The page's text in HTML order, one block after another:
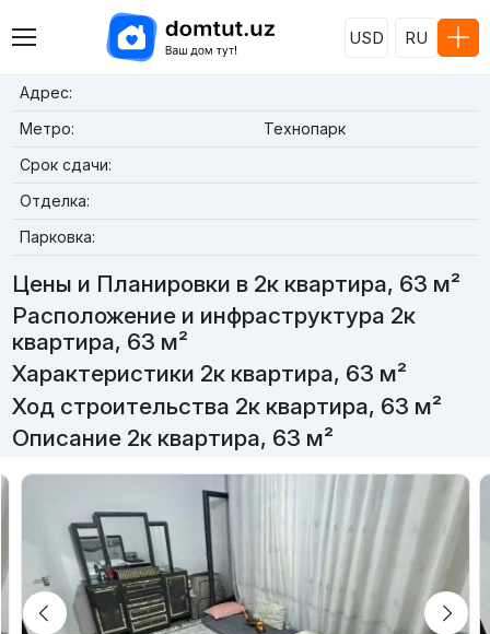
USD RU
Адрес:
Метро:
Технопарк
Срок сдачи:
Отделка:
Парковка:
Цены и Планировки в 2к квартира, 63 м²
Расположение и инфраструктура 2к
квартира, 63 м²
Характеристики 2к квартира, 63 м²
Ход строительства 2к квартира, 63 м²
Описание 2к квартира, 63 м²